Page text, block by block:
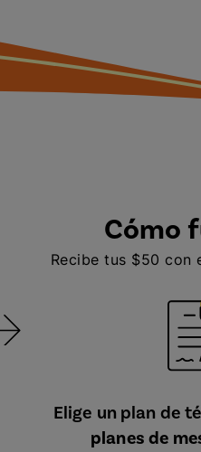
Cómo
Recibe tus $50 con
Elige un plan de
planes de